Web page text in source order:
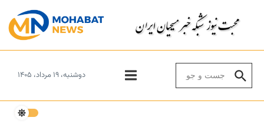
دوشنبه، ۱۹ مرداد، ۱۴۰۵